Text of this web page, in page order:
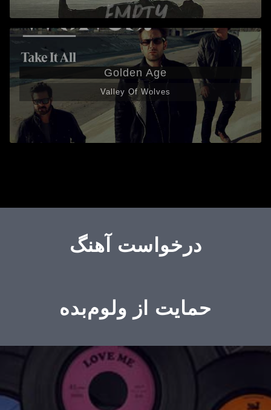
Golden Age
Valley Of Wolves
درخواست آهنگ
حمایت از ولوم‌بده